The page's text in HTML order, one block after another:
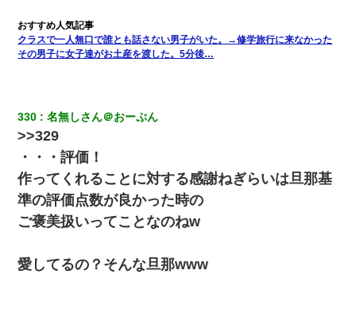
窓とドアを開けないで』
出張中の旦那から『フリンしやがって、このクズ』と電話が。私
「本当に家まで来たの？証拠は？」旦那「俺の言葉が信じられな
いのか！」→ 離婚後
私が遺産を相続。→それを知った義両親が「旅行代金を出せ！」
「リフォーム費用を負担しろ！」「金の管理は私達がする！」と
浅ましくも集りにきた。
クラスで一人無口で誰とも話さない男子がいた。→修学旅行に来なかった
その男子に女子達がお土産を渡した。5分後…
330 名無しさん＠おーぷん
>>329
・・・評価！
作ってくれることに対する感謝ねぎらいは旦那基
準の評価点数が良かった時の
ご褒美扱いってことなのねw
愛してるの？そんな旦那www